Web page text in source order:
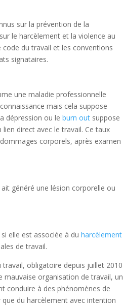
sur la prévention de la
le harcèlement et la violence au
du travail et les conventions
signataires.
une maladie professionnelle
mais cela suppose
dépression ou leburn out suppose
lien direct avec le travail. Ce taux
corporels, après examen
généré une lésion corporelle ou
elle est associée à duharcèlement
de travail.
obligatoire depuis juillet 2010
mauvaise organisation de travail, un
conduire à des phénomènes de
du harcèlement avec intention